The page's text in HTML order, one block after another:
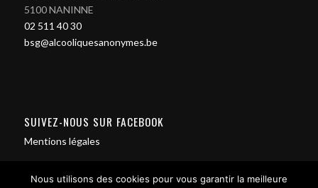
5100 NANINNE
02 511 40 30
bsg@alcooliquesanonymes.be
SUIVEZ-NOUS SUR FACEBOOK
Mentions légales
Nous utilisons des cookies pour vous garantir la meilleure